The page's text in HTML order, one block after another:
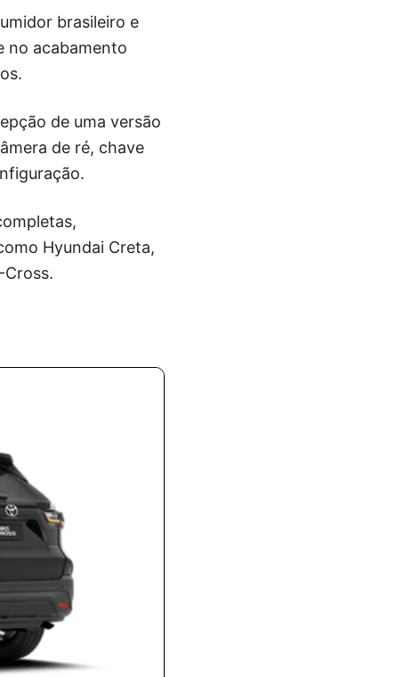
brasileiro e
no acabamento
de uma versão
de ré, chave
Hyundai Creta,